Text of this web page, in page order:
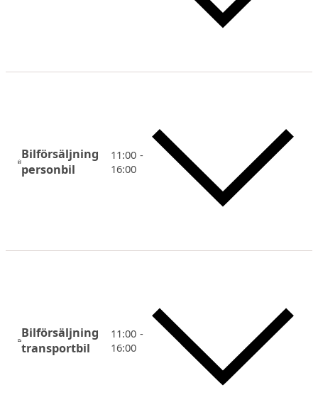
Bilförsäljning
personbil
11:00 -
16:00
Bilförsäljning
transportbil
11:00 -
16:00